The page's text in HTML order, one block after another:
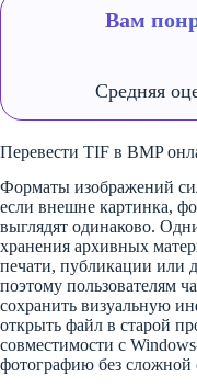
Вам
Средняя
Перевести TIF в BMP
Форматы изображений
если внешне картинка,
выглядят одинаково.
хранения архивных
печати, публикации или
поэтому пользователям
сохранить визуальную
открыть файл в старой
совместимости с
фотографию без сложной